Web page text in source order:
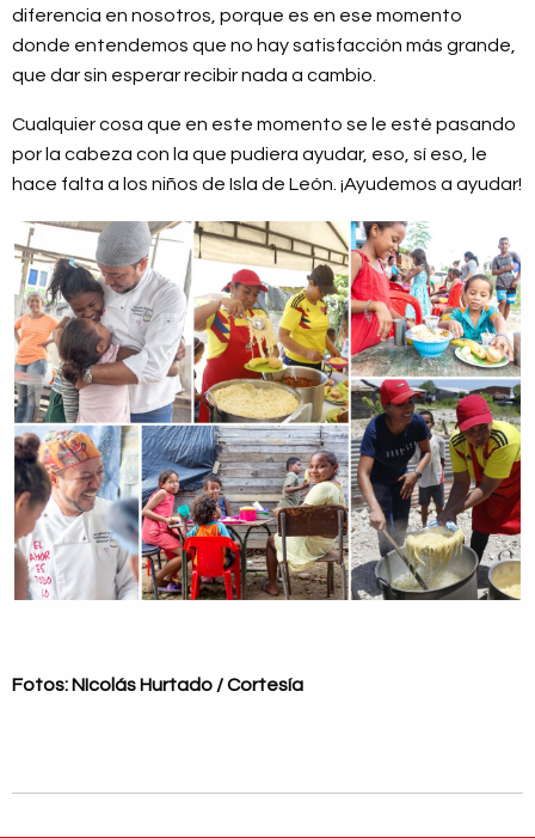
diferencia en nosotros, porque es en ese momento
donde entendemos que no hay satisfacción más grande,
que dar sin esperar recibir nada a cambio.
Cualquier cosa que en este momento se le esté pasando
por la cabeza con la que pudiera ayudar, eso, sí eso, le
hace falta a los niños de Isla de León. ¡Ayudemos a ayudar!
Fotos: NIcolás Hurtado / Cortesía